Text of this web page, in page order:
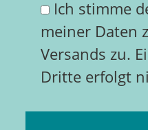
Ich stimme
meiner Daten
Versands zu.
Dritte erfolgt